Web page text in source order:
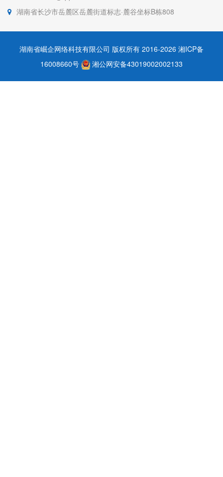
湖南省长沙市岳麓区岳麓街道标志·麓谷坐标B栋808
湖南省崛企网络科技有限公司 版权所有 2016-2026 湘ICP备
16008660号
湘公网安备43019002002133